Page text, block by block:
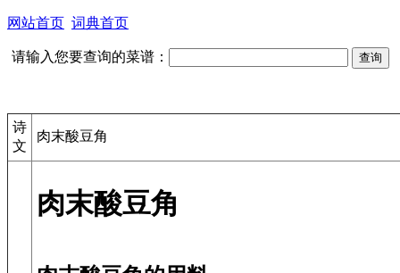
网站首页 词典首页
请输入您要查询的菜谱：
诗
文
肉末酸豆角
肉末酸豆角